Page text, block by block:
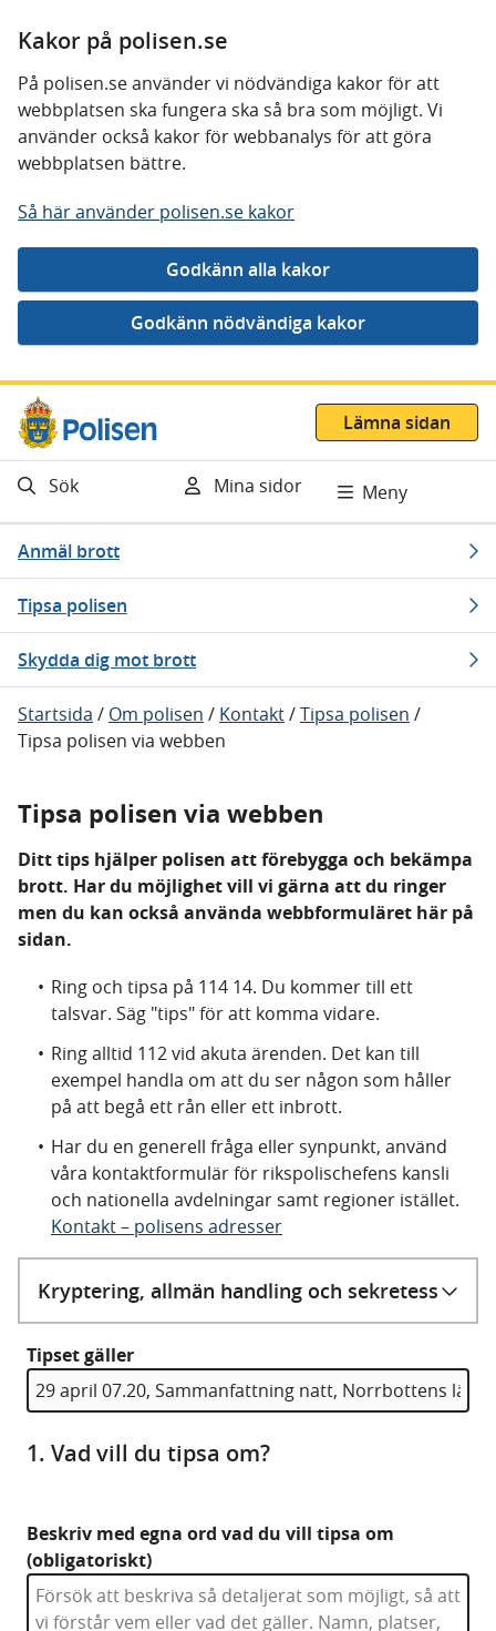
Kakor på polisen.se
På polisen.se använder vi nödvändiga kakor för att
webbplatsen ska fungera ska så bra som möjligt. Vi
använder också kakor för webbanalys för att göra
webbplatsen bättre.
Så här använder polisen.se kakor
Gå direkt till innehåll
Lämna sidan
Sök Mina sidor Meny
Anmäl brott
Tipsa polisen
Skydda dig mot brott
Startsida / Om polisen / Kontakt/Tipsa polisen /
Tipsa polisen via webben
Tipsa polisen via webben
Ditt tips hjälper polisen att förebygga och bekämpa
brott. Har du möjlighet vill vi gärna att du ringer
men du kan också använda webbformuläret här på
sidan.
Ring och tipsa på 114 14. Du kommer till ett
talsvar. Säg "tips" för att komma vidare.
Ring alltid 112 vid akuta ärenden. Det kan till
exempel handla om att du ser någon som håller
på att begå ett rån eller ett inbrott.
Har du en generell fråga eller synpunkt, använd
våra kontaktformulär för rikspolischefens kansli
och nationella avdelningar samt regioner istället.
Kontakt – polisens adresser
Kryptering, allmän handling och sekretess
Tipset gäller
1. Vad vill du tipsa om?
Beskriv med egna ord vad du vill tipsa om
(obligatoriskt)